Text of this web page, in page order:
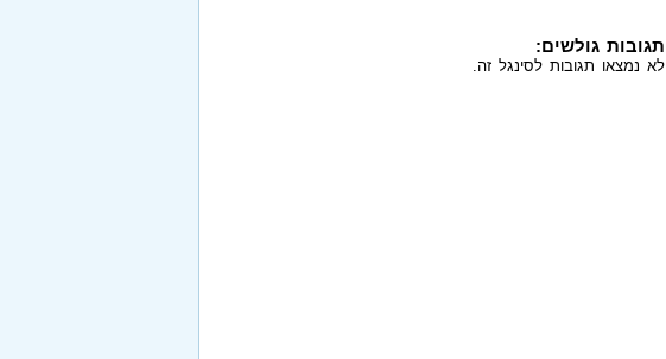
תגובות גולשים:
לא נמצאו תגובות לסינגל זה.